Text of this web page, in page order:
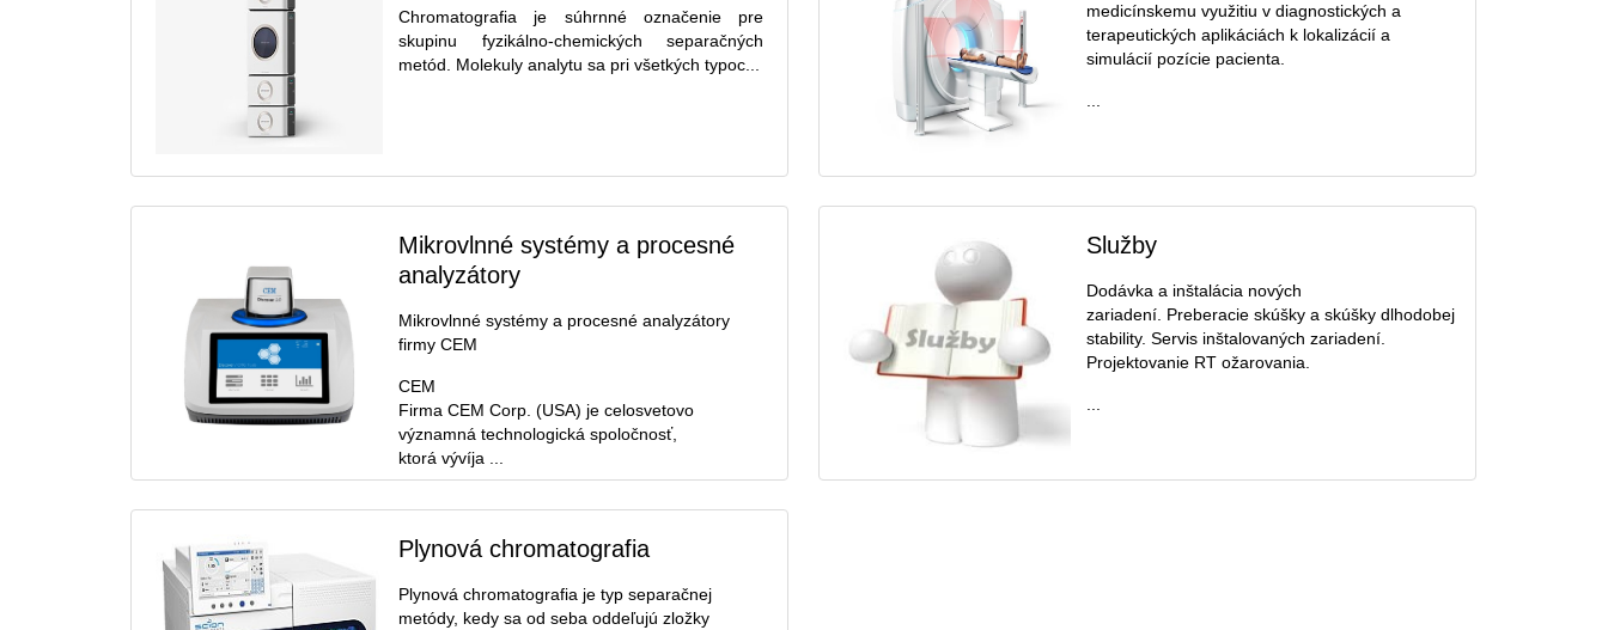
Chromatografia je súhrnné označenie pre
skupinu fyzikálno-chemických separačných
metód. Molekuly analytu sa pri všetkých typoc...
Mikrovlnné systémy a procesné
analyzátory
Mikrovlnné systémy a procesné analyzátory
firmy CEM
CEM
Firma CEM Corp. (USA) je celosvetovo
významná technologická spoločnosť,
ktorá vývíja ...
Plynová chromatografia
Plynová chromatografia je typ separačnej
metódy, kedy sa od seba oddeľujú zložky
medicínskemu využitiu v diagnostických a
terapeutických aplikáciách k lokalizácií a
simulácií pozície pacienta.
Služby
Dodávka a inštalácia nových
zariadení. Preberacie skúšky a skúšky dlhodobej
stability. Servis inštalovaných zariadení.
Projektovanie RT ožarovania.